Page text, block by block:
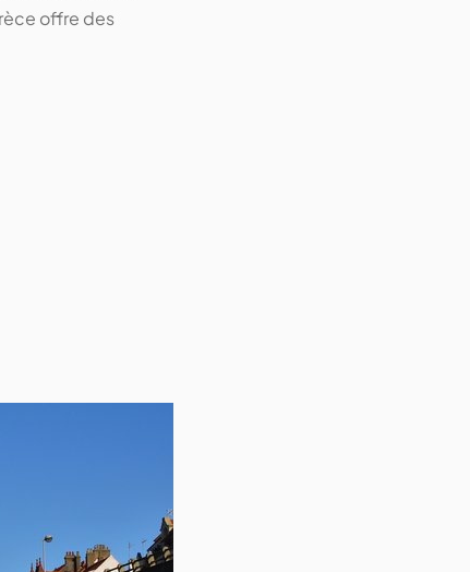
offre des